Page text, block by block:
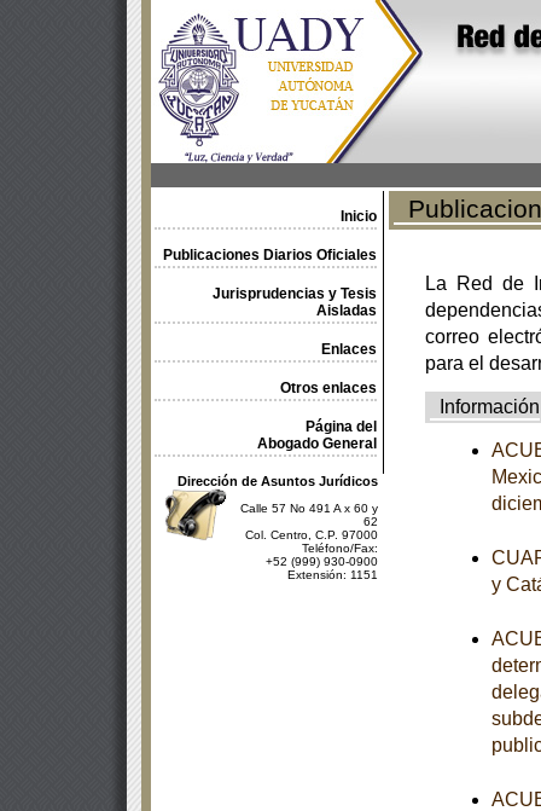
Inicio
Publicaciones Diarios Oficiales
Jurisprudencias y Tesis
Aisladas
Enlaces
Otros enlaces
Página del
Abogado General
Dirección de Asuntos Jurídicos
Calle 57 No 491 A x 60 y
62
Col. Centro, C.P. 97000
Teléfono/Fax:
+52 (999) 930-0900
Extensión: 1151
La Red de
correo
para el
Información
y